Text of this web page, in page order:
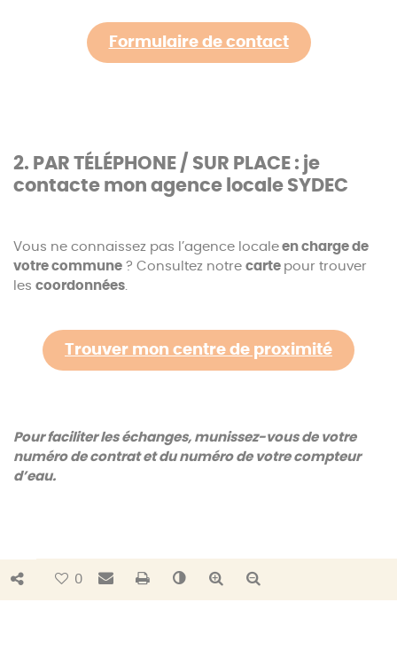
Bouton de partage
0 Envoyer par e-mail
ImprimerChanger le contraste
Agrandir le texte
Formulaire de contact
2. PAR TÉLÉPHONE / SUR PLACE : je
contacte mon agence locale SYDEC
Vous ne connaissez pas l’agence locale en charge de
votre commune ? Consultez notre carte pour trouver
les coordonnées
Trouver mon centre de proximité
Pour faciliter les échanges, munissez-vous de votre
numéro de contrat et du numéro de votre compteur
d’eau.